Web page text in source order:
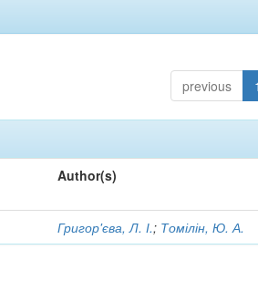
previous 1
Author(s)
Григор'єва, Л. І.; Томілін, Ю. А.